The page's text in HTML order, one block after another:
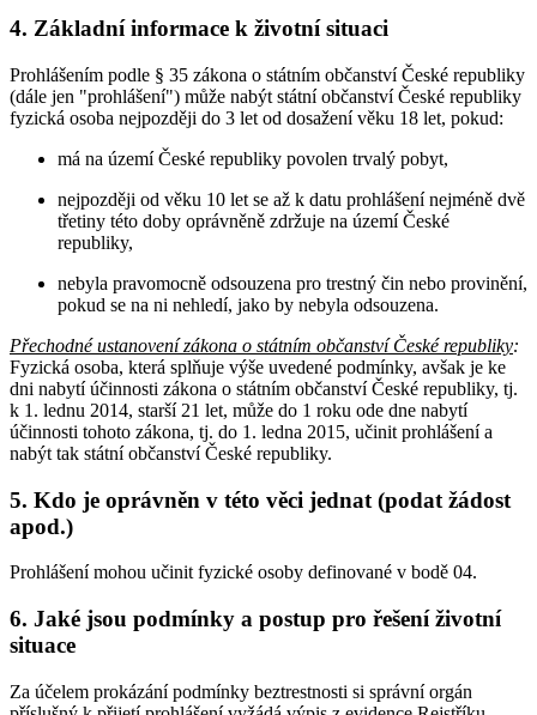
4. Základní informace k životní situaci
Prohlášením podle § 35 zákona o státním občanství České republiky
(dále jen "prohlášení") může nabýt státní občanství České republiky
fyzická osoba nejpozději do 3 let od dosažení věku 18 let, pokud:
má na území České republiky povolen trvalý pobyt,
nejpozději od věku 10 let se až k datu prohlášení nejméně dvě
třetiny této doby oprávněně zdržuje na území České
republiky,
nebyla pravomocně odsouzena pro trestný čin nebo provinění,
pokud se na ni nehledí, jako by nebyla odsouzena.
Přechodné ustanovení zákona o státním občanství České republiky:
Fyzická osoba, která splňuje výše uvedené podmínky, avšak je ke
dni nabytí účinnosti zákona o státním občanství České republiky, tj.
k 1. lednu 2014, starší 21 let, může do 1 roku ode dne nabytí
účinnosti tohoto zákona, tj. do 1. ledna 2015, učinit prohlášení a
nabýt tak státní občanství České republiky.
5. Kdo je oprávněn v této věci jednat (podat žádost
apod.)
Prohlášení mohou učinit fyzické osoby definované v bodě 04.
6. Jaké jsou podmínky a postup pro řešení životní
situace
Za účelem prokázání podmínky beztrestnosti si správní orgán